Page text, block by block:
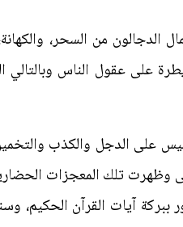
الدجالون من السحر،
على عقول الناس وبالتالي
على الدجل والكذب
وظهرت تلك المعجزات
ببركة آيات القرآن الحكيم،